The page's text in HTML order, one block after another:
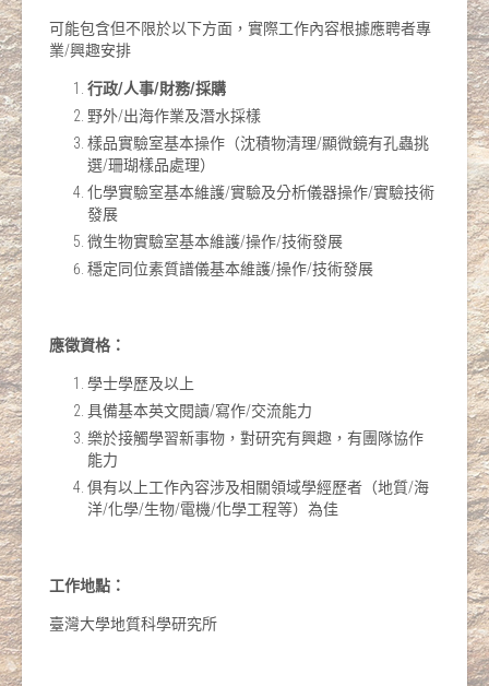
可能包含但不限於以下方面，實際工作內容根據應聘者專
業/興趣安排
行政/人事/財務/採購
野外/出海作業及潛水採樣
樣品實驗室基本操作（沈積物清理/顯微鏡有孔蟲挑
選/珊瑚樣品處理）
化學實驗室基本維護/實驗及分析儀器操作/實驗技術
發展
微生物實驗室基本維護/操作/技術發展
穩定同位素質譜儀基本維護/操作/技術發展
應徵資格：
學士學歷及以上
具備基本英文閱讀/寫作/交流能力
樂於接觸學習新事物，對研究有興趣，有團隊協作
能力
俱有以上工作內容涉及相關領域學經歷者（地質/海
洋/化學/生物/電機/化學工程等）為佳
工作地點：
臺灣大學地質科學研究所